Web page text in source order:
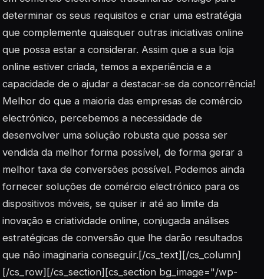
determinar os seus requisitos e criar uma estratégia
que complemente quaisquer outras iniciativas online
que possa estar a considerar. Assim que a sua loja
online estiver criada, temos a experiência e a
capacidade de o ajudar a destacar-se da concorrência!
Melhor do que a maioria das empresas de comércio
electrónico, percebemos a necessidade de
desenvolver uma solução robusta que possa ser
vendida da melhor forma possível, de forma gerar a
melhor taxa de conversões possível. Podemos ainda
fornecer soluções de comércio electrónico para os
dispositivos móveis, se quiser ir até ao limite da
inovação e criatividade online, conjugada análises
estratégicas de conversão que lhe darão resultados
que não imaginaria conseguir.[/cs_text][/cs_column]
[/cs_row][/cs_section][cs_section bg_image="/wp-